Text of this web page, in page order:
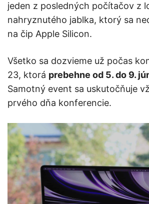
jeden z posledných počítačov z
nahryznutého jablka, ktorý sa
na čip Apple Silicon.
Všetko sa dozvieme už počas
23, ktorá prebehne od 5. do 9.
Samotný event sa uskutočňuje
prvého dňa konferencie.